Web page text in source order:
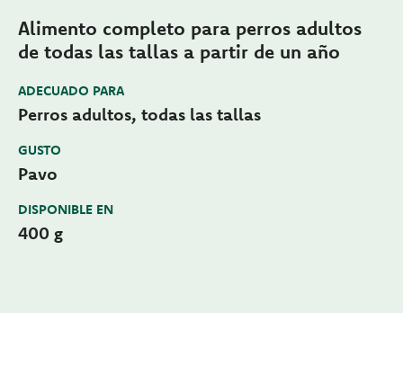
Alimento completo para perros adultos
de todas las tallas a partir de un año
ADECUADO PARA
Perros adultos, todas las tallas
GUSTO
Pavo
DISPONIBLE EN
400 g